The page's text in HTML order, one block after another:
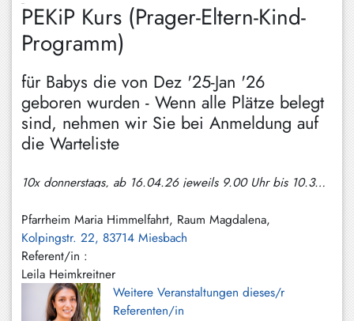
PEKiP Kurs (Prager-Eltern-Kind-
Programm)
für Babys die von Dez '25-Jan '26
geboren wurden - Wenn alle Plätze belegt
sind, nehmen wir Sie bei Anmeldung auf
die Warteliste
10x donnerstags, ab 16.04.26 jeweils 9.00 Uhr bis 10.30 Uhr
Pfarrheim Maria Himmelfahrt, Raum Magdalena,
Kolpingstr. 22, 83714 Miesbach
Referent/in :
Leila Heimkreitner
Weitere Veranstaltungen dieses/r
Referenten/in
Großhartpenning
Hausham
Holzkirchen
Hundham
Irschenberg
Kreuth
Leitzachtal
Miesbach
Neuhaus
Niklasreuth